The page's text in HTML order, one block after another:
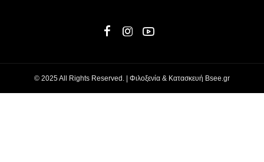
© 2025 All Rights Reserved. | Φιλοξενία & Κατασκευή Bsee.gr